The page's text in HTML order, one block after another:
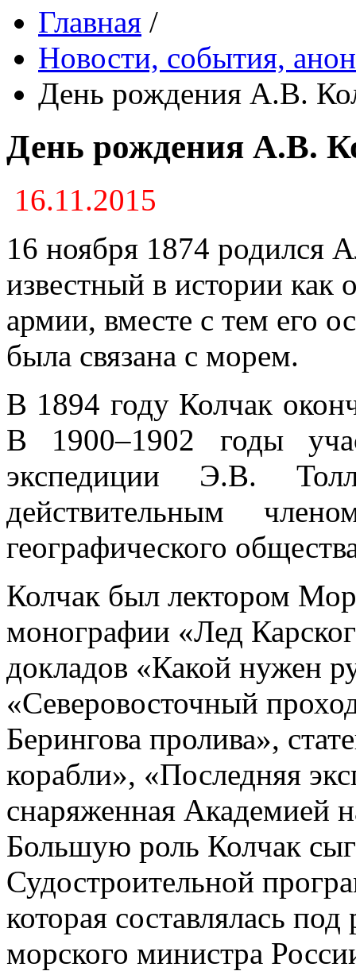
Главная /
Новости, события,
День рождения А.В.
День рождения А.В.
16.11.2015
16 ноября 1874 родился
известный в истории как
армии, вместе с тем его
была связана с морем.
В 1894 году Колчак
В 1900–1902 годы
экспедиции Э.В.
действительным
географического
Колчак был лектором
монографии «Лед
докладов «Какой нужен
«Северовосточный
Берингова пролива»,
корабли», «Последняя
снаряженная Академией
Большую роль Колчак
Судостроительной
которая составлялась
морского министра